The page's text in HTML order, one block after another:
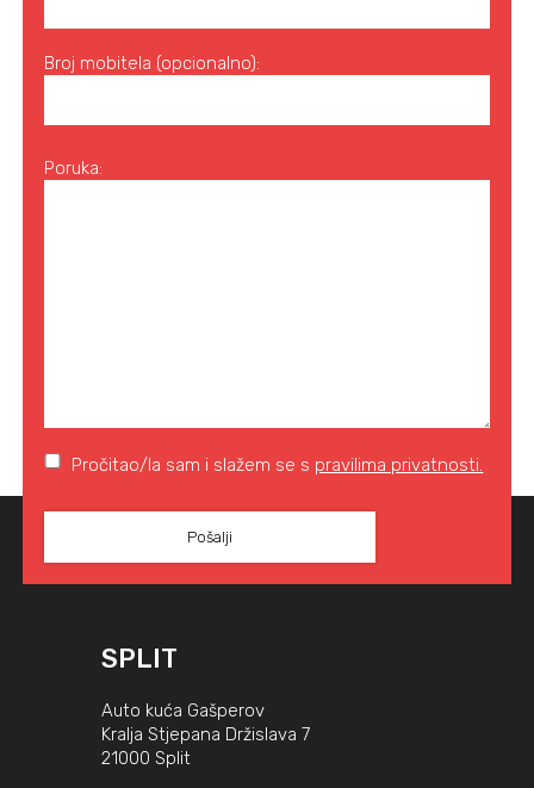
Broj mobitela (opcionalno):
Poruka:
Pročitao/la sam i slažem se s pravilima privatnosti.
SPLIT
Auto kuća Gašperov
Kralja Stjepana Držislava 7
21000 Split